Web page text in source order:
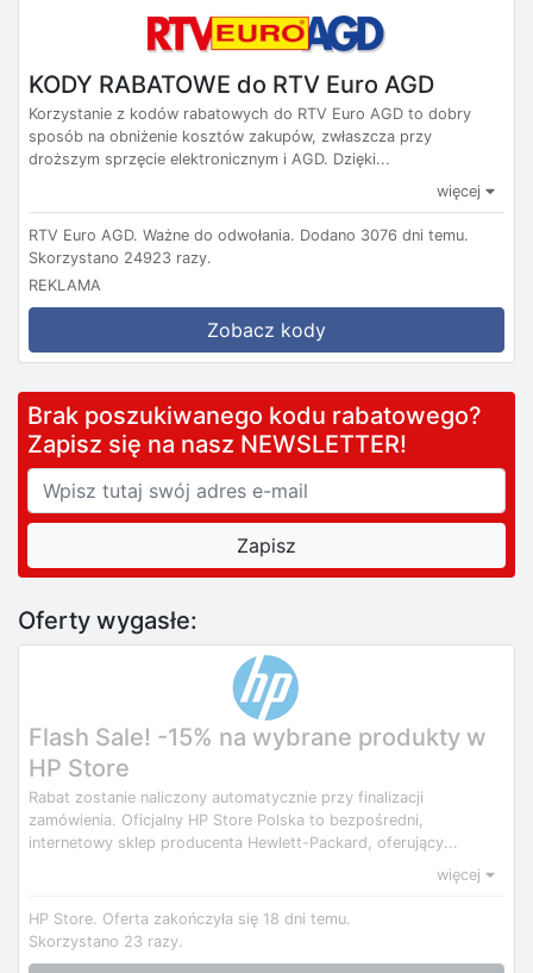
KODY RABATOWE do RTV Euro AGD
Korzystanie z kodów rabatowych do RTV Euro AGD to dobry
sposób na obniżenie kosztów zakupów, zwłaszcza przy
droższym sprzęcie elektronicznym i AGD. Dzięki...
więcej
RTV Euro AGD. Ważne do odwołania. Dodano 3076 dni temu.
Skorzystano 24923 razy.
REKLAMA
Zobacz kody
Brak poszukiwanego kodu rabatowego?
Zapisz się na nasz NEWSLETTER!
Oferty wygasłe:
Flash Sale! -15% na wybrane produkty w
HP Store
Rabat zostanie naliczony automatycznie przy finalizacji
zamówienia. Oficjalny HP Store Polska to bezpośredni,
internetowy sklep producenta Hewlett-Packard, oferujący...
więcej
HP Store. Oferta zakończyła się 18 dni temu.
Skorzystano 23 razy.